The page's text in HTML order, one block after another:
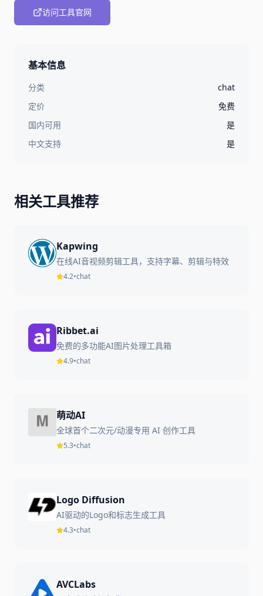
访问工具官网
基本信息
分类
chat
定价
免费
国内可用
是
中文支持
是
相关工具推荐
Kapwing
在线AI音视频剪辑工具，支持字幕、剪辑与特效
4.2•chat
Ribbet.ai
免费的多功能AI图片处理工具箱
4.9•chat
萌动AI
全球首个二次元/动漫专用 AI 创作工具
5.3•chat
Logo Diffusion
AI驱动的Logo和标志生成工具
4.3•chat
AVCLabs